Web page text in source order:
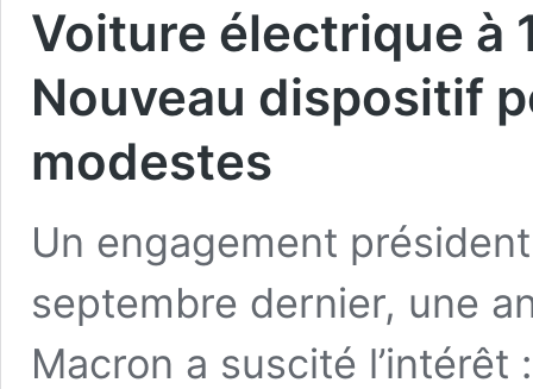
Voiture électrique à
Nouveau dispositif
modestes
Un engagement
septembre dernier, une
Macron a suscité l’intérêt